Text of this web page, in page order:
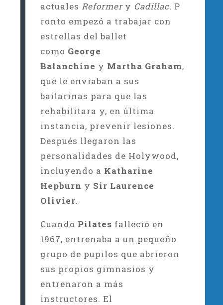
actualesReformery Cadillac. P
ronto empezó a trabajar con
estrellas del ballet
como George
Balanchine y Martha Graham,
que le enviaban a sus
bailarinas para que las
rehabilitara y, en última
instancia, prevenir lesiones.
Después llegaron las
personalidades de Holywood,
incluyendo a Katharine
Hepburn y Sir Laurence
Olivier.
Cuando Pilates falleció en
1967, entrenaba a un pequeño
grupo de pupilos que abrieron
sus propios gimnasios y
entrenaron a más
instructores. El